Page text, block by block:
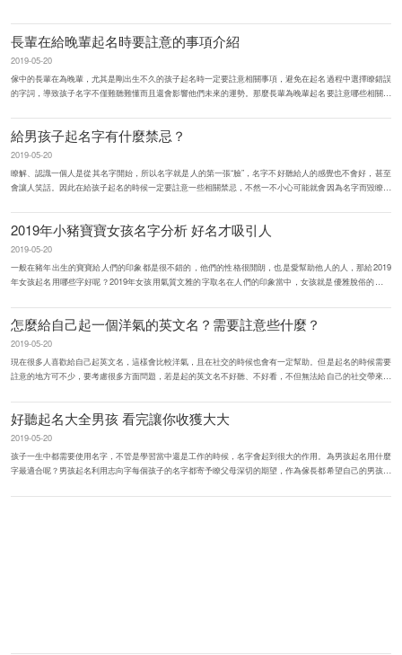
長輩在給晚輩起名時要註意的事項介紹
2019-05-20
傢中的長輩在為晚輩，尤其是剛出生不久的孩子起名時一定要註意相關事項，避免在起名過程中選擇瞭錯誤
的字詞，導致孩子名字不僅難聽難懂而且還會影響他們未來的運勢。那麼長輩為晚輩起名要註意哪些相關事
給男孩子起名字有什麼禁忌？
2019-05-20
瞭解、認識一個人是從其名字開始，所以名字就是人的第一張“臉”，名字不好聽給人的感覺也不會好，甚至
會讓人笑話。因此在給孩子起名的時候一定要註意一些相關禁忌，不然一不小心可能就會因為名字而毀瞭孩
2019年小豬寶寶女孩名字分析 好名才吸引人
2019-05-20
一般在豬年出生的寶寶給人們的印象都是很不錯的，他們的性格很開朗，也是愛幫助他人的人，那給2019
年女孩起名用哪些字好呢？2019年女孩用氣質文雅的字取名在人們的印象當中，女孩就是優雅脫俗的，給
怎麼給自己起一個洋氣的英文名？需要註意些什麼？
2019-05-20
現在很多人喜歡給自己起英文名，這樣會比較洋氣，且在社交的時候也會有一定幫助。但是起名的時候需要
註意的地方可不少，要考慮很多方面問題，若是起的英文名不好聽、不好看，不但無法給自己的社交帶來幫
好聽起名大全男孩 看完讓你收獲大大
2019-05-20
孩子一生中都需要使用名字，不管是學習當中還是工作的時候，名字會起到很大的作用。為男孩起名用什麼
字最適合呢？男孩起名利用志向字每個孩子的名字都寄予瞭父母深切的期望，作為傢長都希望自己的男孩能